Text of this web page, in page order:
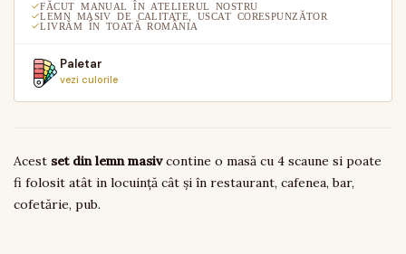
FĂCUT MANUAL ÎN ATELIERUL NOSTRU
LEMN MASIV DE CALITATE, USCAT CORESPUNZĂTOR
LIVRĂM ÎN TOATĂ ROMÂNIA
Paletar
vezi culorile
Acest set din lemn masivcontine o masă cu 4 scaune si poate
fi folosit atât in locuință cât și în restaurant, cafenea, bar,
cofetărie, pub.